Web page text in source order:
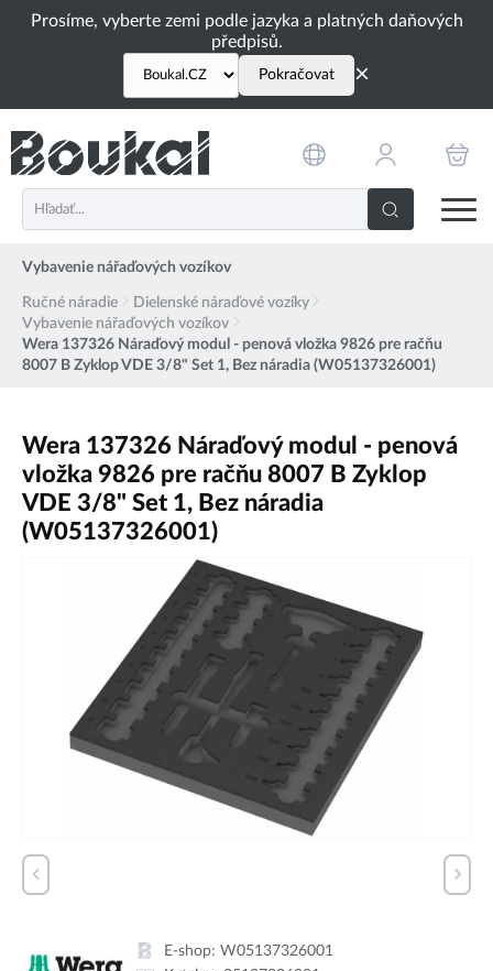
Prosíme, vyberte zemi podle jazyka a platných daňových
předpisů.
Pokračovat ×
Vybavenie nářaďových vozíkov
Ručné náradie
Dielenské náraďové vozíky
Vybavenie nářaďových vozíkov
Wera 137326 Náraďový modul - penová vložka 9826 pre račňu
8007 B Zyklop VDE 3/8" Set 1, Bez náradia (W05137326001)
Wera 137326 Náraďový modul - penová
vložka 9826 pre račňu 8007 B Zyklop
VDE 3/8" Set 1, Bez náradia
(W05137326001)
E-shop: W05137326001